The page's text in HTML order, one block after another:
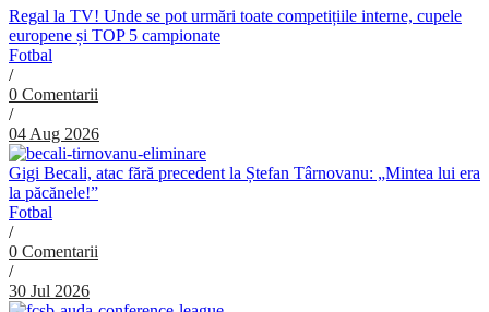
Regal la TV! Unde se pot urmări toate competițiile interne, cupele
europene și TOP 5 campionate
Fotbal
/
0 Comentarii
/
04 Aug 2026
Gigi Becali, atac fără precedent la Ștefan Târnovanu: „Mintea lui era
la păcănele!”
Fotbal
/
0 Comentarii
/
30 Jul 2026